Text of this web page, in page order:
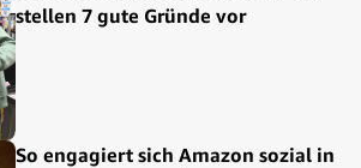
stellen 7 gute Gründe vor
So engagiert sich Amazon sozial in